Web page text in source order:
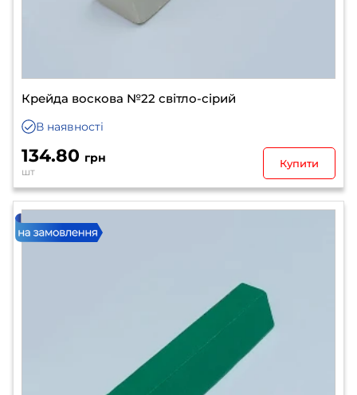
Крейда воскова №22 світло-сірий
В наявності
134.80 грн
шт
Купити